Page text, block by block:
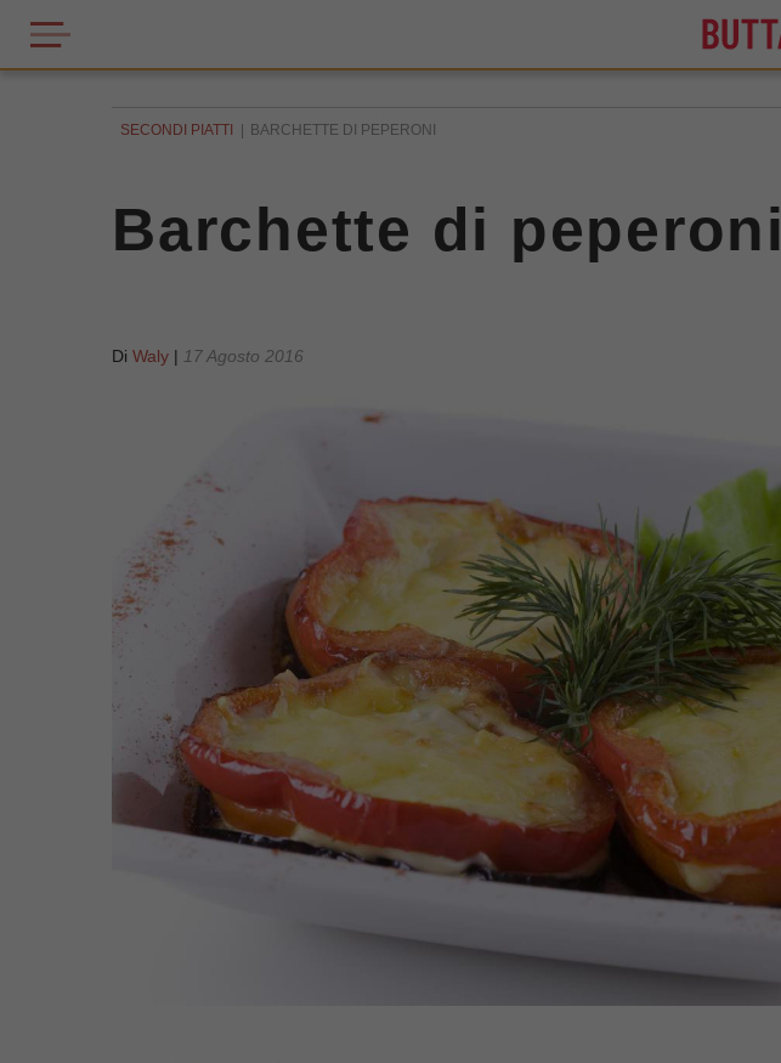
SECONDI PIATTI BARCHETTE DI PEPERONI
Barchette di peperoni
Di Waly | 17 Agosto 2016